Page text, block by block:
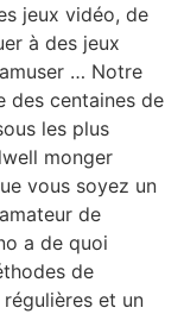
jeux vidéo, de
à des jeux
… Notre
des centaines de
les plus
monger
vous soyez un
de
a de quoi
de
et un